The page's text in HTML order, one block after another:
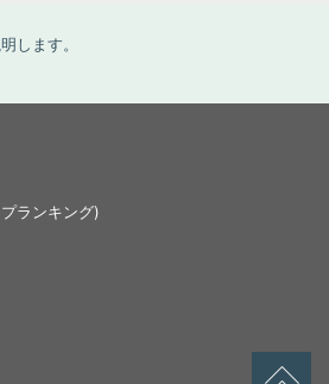
します。
ランキング)